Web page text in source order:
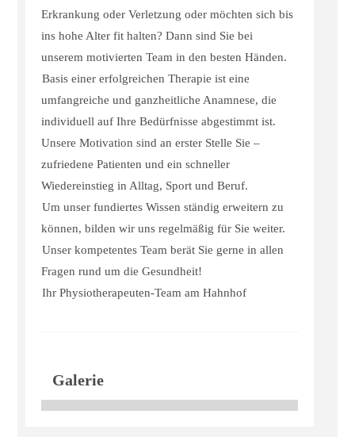
Erkrankung oder Verletzung oder möchten sich bis
ins hohe Alter fit halten? Dann sind Sie bei
unserem motivierten Team in den besten Händen.
Basis einer erfolgreichen Therapie ist eine
umfangreiche und ganzheitliche Anamnese, die
individuell auf Ihre Bedürfnisse abgestimmt ist.
Unsere Motivation sind an erster Stelle Sie –
zufriedene Patienten und ein schneller
Wiedereinstieg in Alltag, Sport und Beruf.
Um unser fundiertes Wissen ständig erweitern zu
können, bilden wir uns regelmäßig für Sie weiter.
Unser kompetentes Team berät Sie gerne in allen
Fragen rund um die Gesundheit!
Ihr Physiotherapeuten-Team am Hahnhof
Galerie